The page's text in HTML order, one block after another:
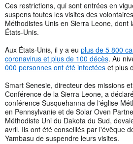
Ces restrictions, qui sont entrées en
suspens toutes les visites des
Méthodistes Unis en Sierra Leone, dont
États-Unis.
Aux États-Unis, il y a eu plus de 5 800
coronavirus et plus de 100 décès. Au
000 personnes ont été infectées et plus
Smart Senesie, directeur des missions
Conférence de la Sierra Leone, a
conférence Susquehanna de l'église
en Pennsylvanie et de Solar Oven
Méthodiste Uni du Dakota du Sud,
avril. Ils ont été conseillés par l'évêque
Yambasu de suspendre leurs visites.